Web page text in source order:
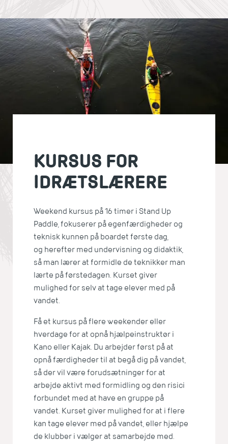
KURSUS FOR
IDRÆTSLÆRERE
Weekend kursus på 16 timer i Stand Up
Paddle, fokuserer på egenfærdigheder og
teknisk kunnen på boardet første dag,
og herefter med undervisning og didaktik,
så man lærer at formidle de teknikker man
lærte på førstedagen. Kurset giver
mulighed for selv at tage elever med på
vandet.
Få et kursus på flere weekender eller
hverdage for at opnå hjælpeinstruktør i
Kano eller Kajak. Du arbejder først på at
opnå færdigheder til at begå dig på vandet,
så der vil være forudsætninger for at
arbejde aktivt med formidling og den risici
forbundet med at have en gruppe på
vandet. Kurset giver mulighed for at i flere
kan tage elever med på vandet, eller hjælpe
de klubber i vælger at samarbejde med.